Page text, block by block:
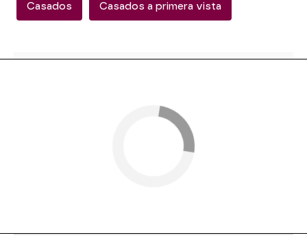
Casados Casados a primera vista